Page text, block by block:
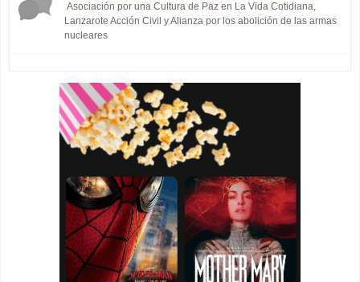
Asociación por una Cultura de Paz en La Vida Cotidiana,
Lanzarote Acción Civil y Alianza por los abolición de las armas
nucleares